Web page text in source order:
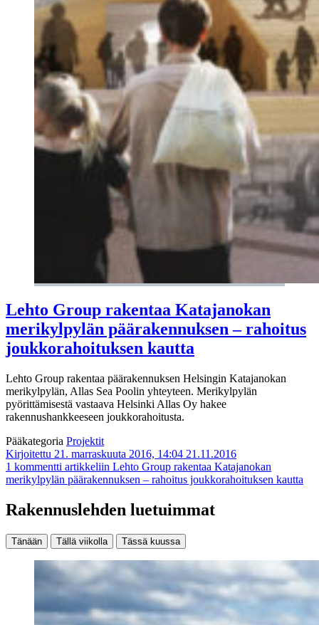
Lehto Group rakentaa Katajanokan
merikylpylän päärakennuksen – rahoitus
joukkorahoituksen kautta
Lehto Group rakentaa päärakennuksen Helsingin Katajanokan
merikylpylän, Allas Sea Poolin yhteyteen. Merikylpylän
pyörittämisestä vastaava Helsinki Allas Oy hakee
rakennushankkeeseen joukkorahoitusta.
Pääkategoria Projektit
Kirjoitettu 21. marraskuuta 2016, 14:04 21.11.2016
1 kommentti artikkeliin Lehto Group rakentaa Katajanokan
merikylpylän päärakennuksen – rahoitus joukkorahoituksen kautta
Rakennuslehden luetuimmat
Tänään Tällä viikolla Tässä kuussa